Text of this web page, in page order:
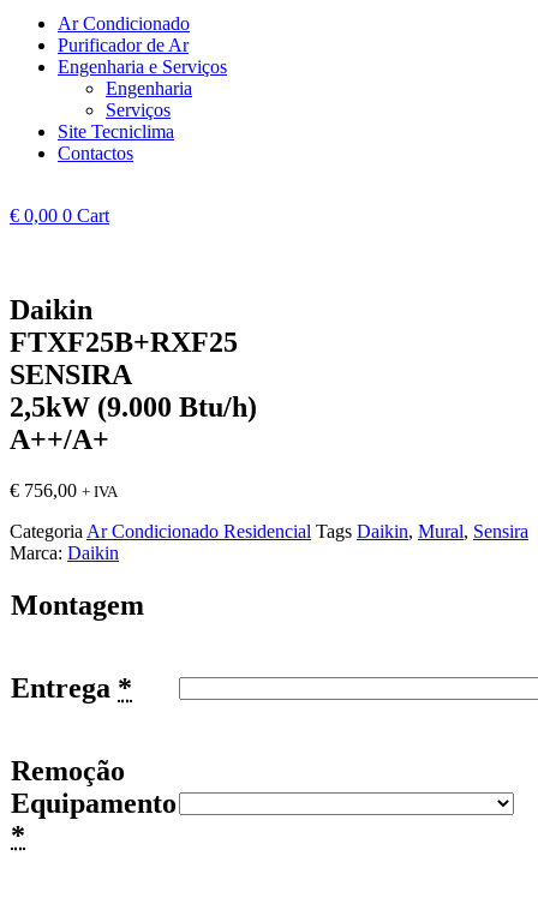
Ar Condicionado
Purificador de Ar
Engenharia e Serviços
Engenharia
Serviços
Site Tecniclima
Contactos
€ 0,00 0 Cart
Daikin
FTXF25B+RXF25
SENSIRA
2,5kW (9.000 Btu/h)
A++/A+
€ 756,00 + IVA
Categoria Ar Condicionado Residencial Tags Daikin, Mural, Sensira
Marca: Daikin
Montagem
Entrega *
Remoção
Equipamento
*